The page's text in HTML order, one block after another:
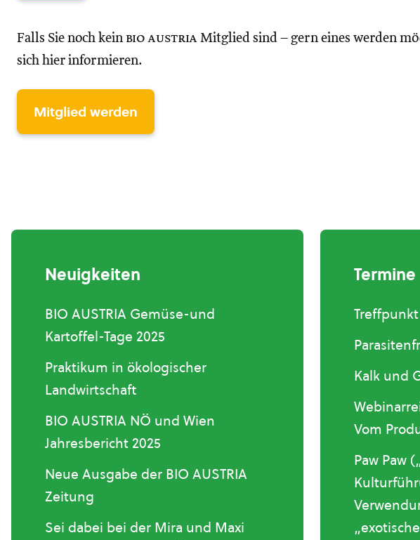
Falls Sie noch kein bio austria Mitglied sind – gern eines werden
sich hier informieren.
Mitglied werden
Neuigkeiten
BIO AUSTRIA Gemüse-und
Kartoffel-Tage 2025
Praktikum in ökologischer
Landwirtschaft
BIO AUSTRIA NÖ und Wien
Jahresbericht 2025
Neue Ausgabe der BIO AUSTRIA
Zeitung
Sei dabei bei der Mira und Maxi
Termine
Kalk und
Vom
Paw Paw